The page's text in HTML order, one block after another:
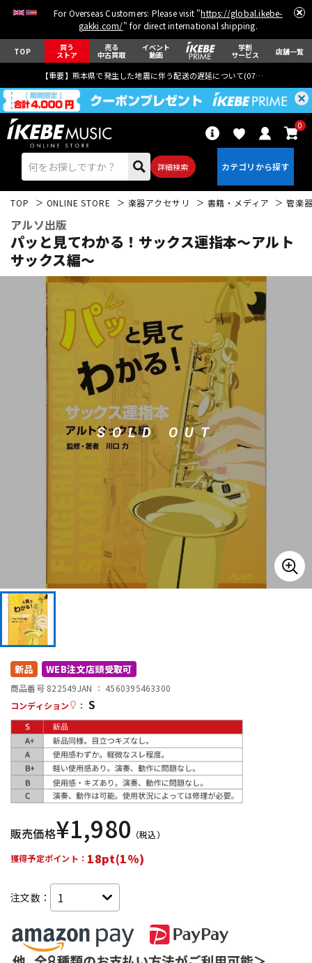
For Overseas Customers: Please visit "https://global.ikebe-
gakki.com/" for direct international shipping.
TOP 買う
ストア
売る
中古買取
イベント
動画
学割
サービス 店舗一覧
【重要】熊本県で発生した地震に伴う配送の遅延について(07月29日
詳細検索
0
エレキギター アコギ/エレアコ
ベース ウクレレ
ドラム パーカッション
キーボード 電子ピアノ
その他楽器
エフェクター
DJ機器 DTM
配信/ライブ機器
中古 ヴィンテージ
TOP ONLINE STORE 楽器アクセサリ 書籍・メディア 管楽
アルソ出版
パッと見てわかる！サックス運指本～アルト
サックス編～
SOLD OUT
新品 WEB注文店頭受取可
商品番号 822549JAN ： 4560395463300
コンディション
： S
販売価格¥1,980 （税込）
獲得予定ポイント： 18pt(1%)
注文数：